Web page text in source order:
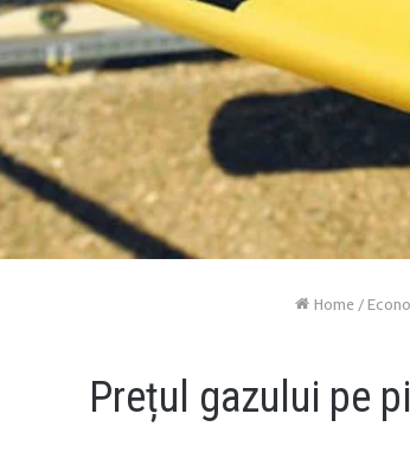
Home /
Prețul gazului pe